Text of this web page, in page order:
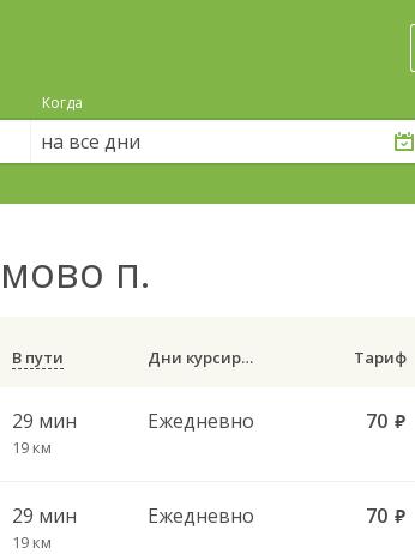
Когда
на все дни
п.
В пути Дни курсирования Тариф
29 мин
19 км
Ежедневно 70 руб.
29 мин
19 км
Ежедневно 70 руб.